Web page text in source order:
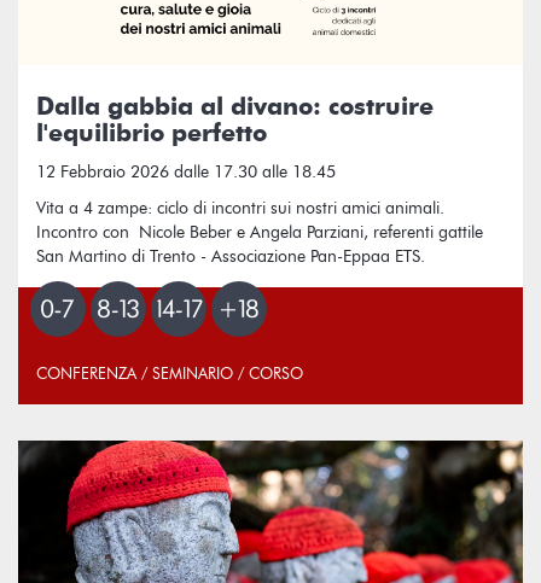
Dalla gabbia al divano: costruire
l'equilibrio perfetto
12 Febbraio 2026 dalle 17.30 alle 18.45
Vita a 4 zampe: ciclo di incontri sui nostri amici animali.
Incontro con Nicole Beber e Angela Parziani, referenti gattile
San Martino di Trento - Associazione Pan-Eppaa ETS.
CONFERENZA / SEMINARIO / CORSO